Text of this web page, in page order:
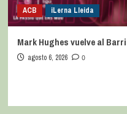
ACB iLerna Lleida
Mark Hughes vuelve al
agosto 6, 2026 0